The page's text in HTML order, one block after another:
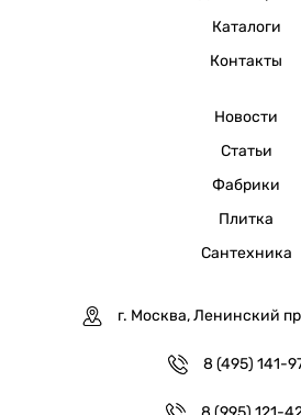
Каталоги
Контакты
Новости
Статьи
Фабрики
Плитка
Сантехника
г. Москва, Ленинский
8 (495) 141-